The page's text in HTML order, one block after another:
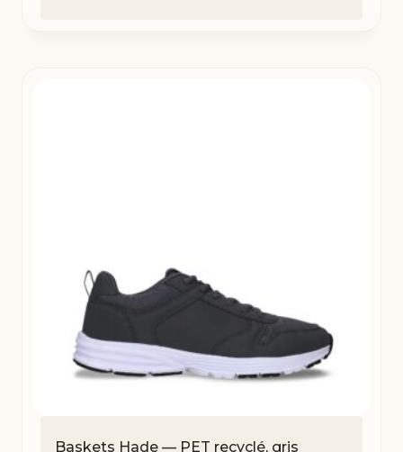
Baskets Hade — PET recyclé, gris